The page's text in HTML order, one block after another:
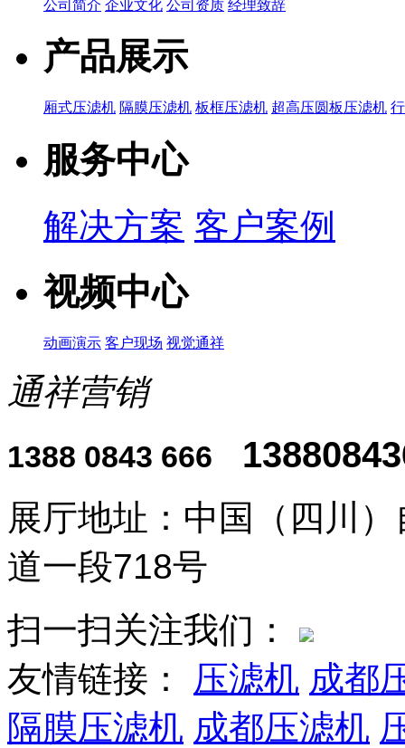
公司简介 企业文化 公司资质 经理致辞
产品展示
厢式压滤机 隔膜压滤机 板框压滤机 超高压圆板压滤机
服务中心
解决方案 客户案例
视频中心
动画演示 客户现场 视觉通祥
通祥营销
1388 0843 666
展厅地址：中国（四川
道一段718号
扫一扫关注我们：
友情链接：
压滤机 成都
隔膜压滤机 成都压滤机